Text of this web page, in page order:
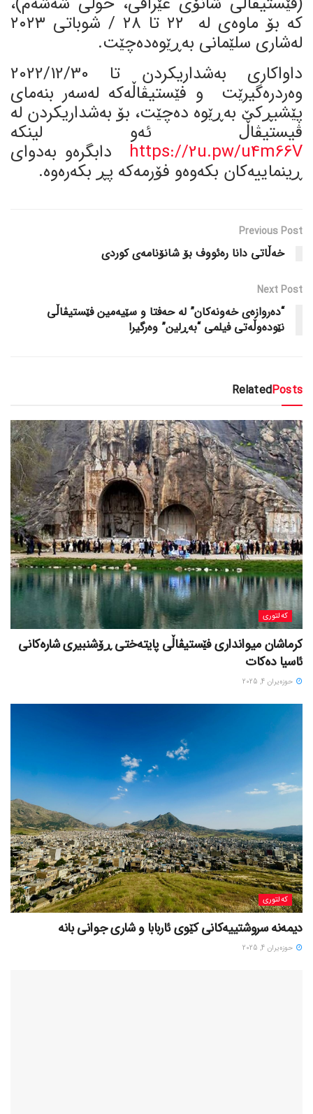
كە بۆ ماوەی لە ٢٢ تا ٢٨ / شوباتی ٢٠٢٣
لەشاری سلێمانی بەڕێوەدەچێت.
داواكاری بەشداریكردن تا 2022/12/30
وەردرەگیرێت و فێستیڤاڵەكە لەسەر بنەمای
پێشبڕكێ بەڕێوە دەچێت، بۆ بەشداریكردن لە
ڤیستیڤاڵ ئەو لینكە
https://2u.pw/u4m66V دابگرەو بەدوای
ڕینماییەكان بكەوەو فۆرمەكە پڕ بكەرەوە.
Previous Post
خەڵاتی دانا رەئووف بۆ شانۆنامەی کوردی
Next Post
“دەروازەی خەونەکان” لە حەفتا و سێیەمین فێستیڤاڵی
نێودەوڵەتی فیلمی “بەڕلین” وەرگیرا
RelatedPosts
کەلتوری
کرماشان میوانداری فێستیڤاڵی پایتەختی ڕۆشنبیری شارەکانی
ئاسیا دەکات
حوزه‌یران 4, 2025
کەلتوری
حوزه‌یران 4, 2025